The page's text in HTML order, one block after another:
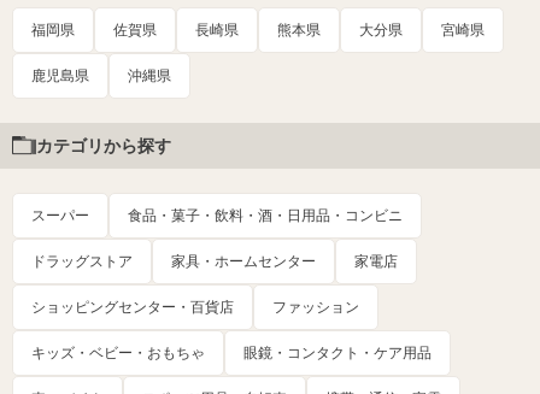
福岡県 佐賀県 長崎県 熊本県 大分県 宮崎県
鹿児島県 沖縄県
カテゴリから探す
スーパー 食品・菓子・飲料・酒・日用品・コンビニ
ドラッグストア 家具・ホームセンター 家電店
ショッピングセンター・百貨店 ファッション
キッズ・ベビー・おもちゃ 眼鏡・コンタクト・ケア用品